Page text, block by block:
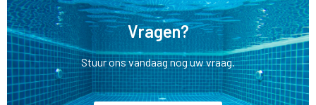
Vragen?
Stuur ons vandaag nog uw vraag.